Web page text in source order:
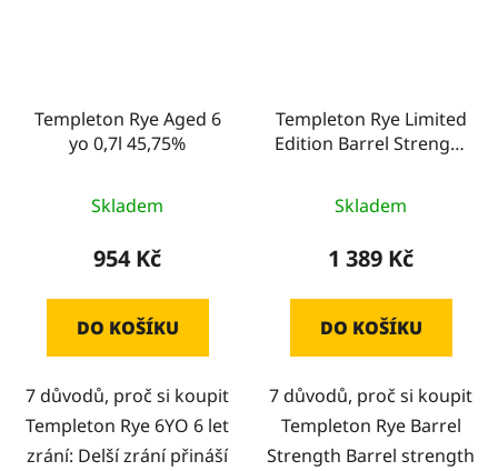
Templeton Rye Aged 6
yo 0,7l 45,75%
Skladem
954 Kč
DO KOŠÍKU
7 důvodů, proč si koupit
Templeton Rye 6YO 6 let
zrání: Delší zrání přináší
Templeton Rye Limited
Edition Barrel Strength
Skladem
1 389 Kč
DO KOŠÍKU
7 důvodů, proč si koupit
Templeton Rye Barrel
Strength Barrel strength